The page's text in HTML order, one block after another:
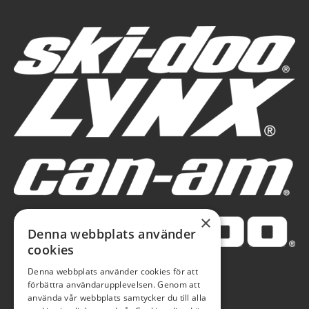
×
Denna webbplats använder
cookies
Denna webbplats använder cookies för att
förbättra användarupplevelsen. Genom att
använda vår webbplats samtycker du till alla